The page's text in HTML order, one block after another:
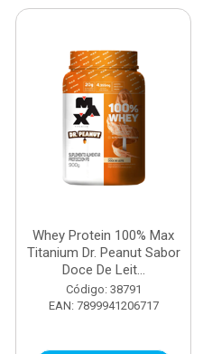
Whey Protein 100% Max
Titanium Dr. Peanut Sabor
Doce De Leit...
Código: 38791
EAN: 7899941206717